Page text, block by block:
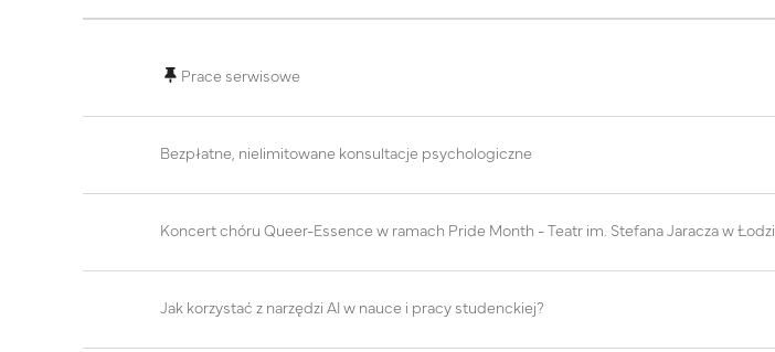
Prace serwisowe
Bezpłatne, nielimitowane konsultacje psychologiczne
Koncert chóru Queer-Essence w ramach Pride Month - Teatr im. Stefana Jaracza w Łodzi
Jak korzystać z narzędzi AI w nauce i pracy studenckiej?